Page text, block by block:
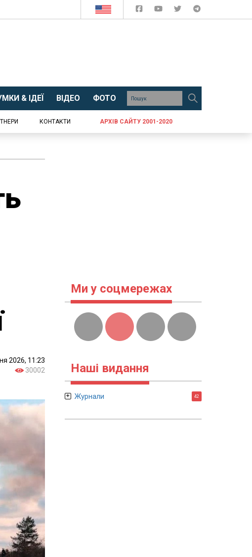
& ІДЕЇ ВІДЕО ФОТО
КОНТАКТИ АРХІВ САЙТУ 2001-2020
2026, 11:23
30002
Ми у соцмережах
Наші видання
Журнали 42